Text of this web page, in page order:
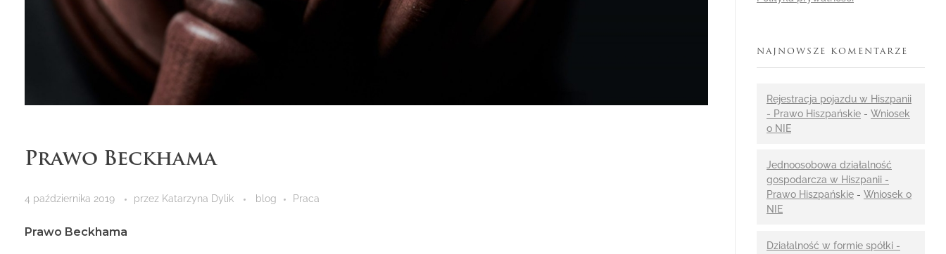
Prawo Beckhama
4 października 2019 przez Katarzyna Dylik blog Praca
Prawo Beckhama
NAJNOWSZE KOMENTARZE
Rejestracja pojazdu w Hiszpanii
- Prawo Hiszpańskie - Wniosek
o NIE
Jednoosobowa działalność
gospodarcza w Hiszpanii -
Prawo Hiszpańskie - Wniosek o
NIE
Działalność w formie spółki -